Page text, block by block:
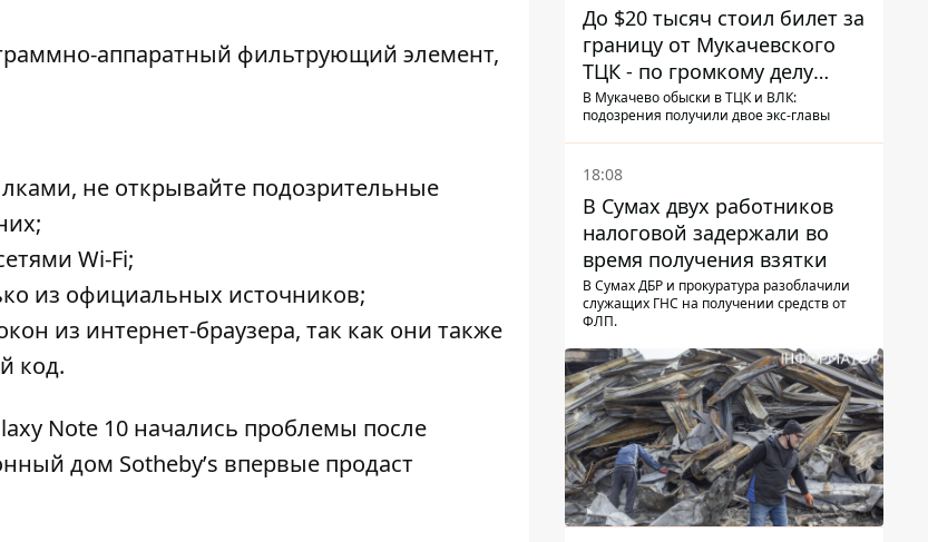
аппаратный фильтрующий элемент,
не открывайте подозрительные
Wi-Fi;
из официальных источников;
из интернет-браузера, так как они также
код.
Note 10 начались проблемы после
дом Sothebyʼs впервые продаст
До $20 тысяч стоил билет за
границу от Мукачевского
ТЦК - по громкому делу
первые подозрения
получили двое бывших
руководителей
В Мукачево обыски в ТЦК и ВЛК:
подозрения получили двое экс-главы
18:08
В Сумах двух работников
налоговой задержали во
время получения взятки
В Сумах ДБР и прокуратура разоблачили
служащих ГНС на получении средств от
ФЛП.